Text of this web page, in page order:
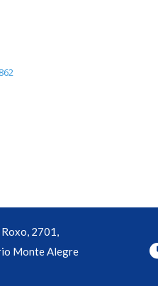
2701,
Monte Alegre